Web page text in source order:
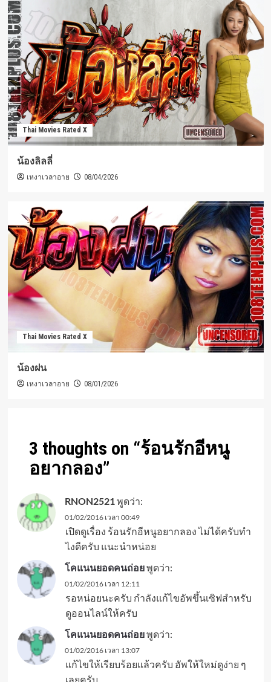
Thai Movies Rated X
น้องลิลลี่
เหงาเวลาอาย 08/04/2026
Thai Movies Rated X
น้องฝน
เหงาเวลาอาย 08/01/2026
3 thoughts on “ร้อนรักอีหนู
อยากลอง”
RNON2521พูดว่า:
01/02/2016 เวลา 00:49
เปิดดูเรื่อง ร้อนรักอีหนูอยากลอง ไม่ได้ครับทำ
ไงดีครับ แนะนำหน่อย
โคแนนยอดคนถ่อยพูดว่า:
01/02/2016 เวลา 12:11
รอหน่อยนะครับ กำลังแก้ไขอัพขึ้นเซิฟสำหรับ
ดูออนไลน์ให้ครับ
โคแนนยอดคนถ่อยพูดว่า:
01/02/2016 เวลา 13:07
แก้ไขให้เรียบร้อยแล้วครับ อัพให้ใหม่ดูง่าย ๆ
เลยครับ